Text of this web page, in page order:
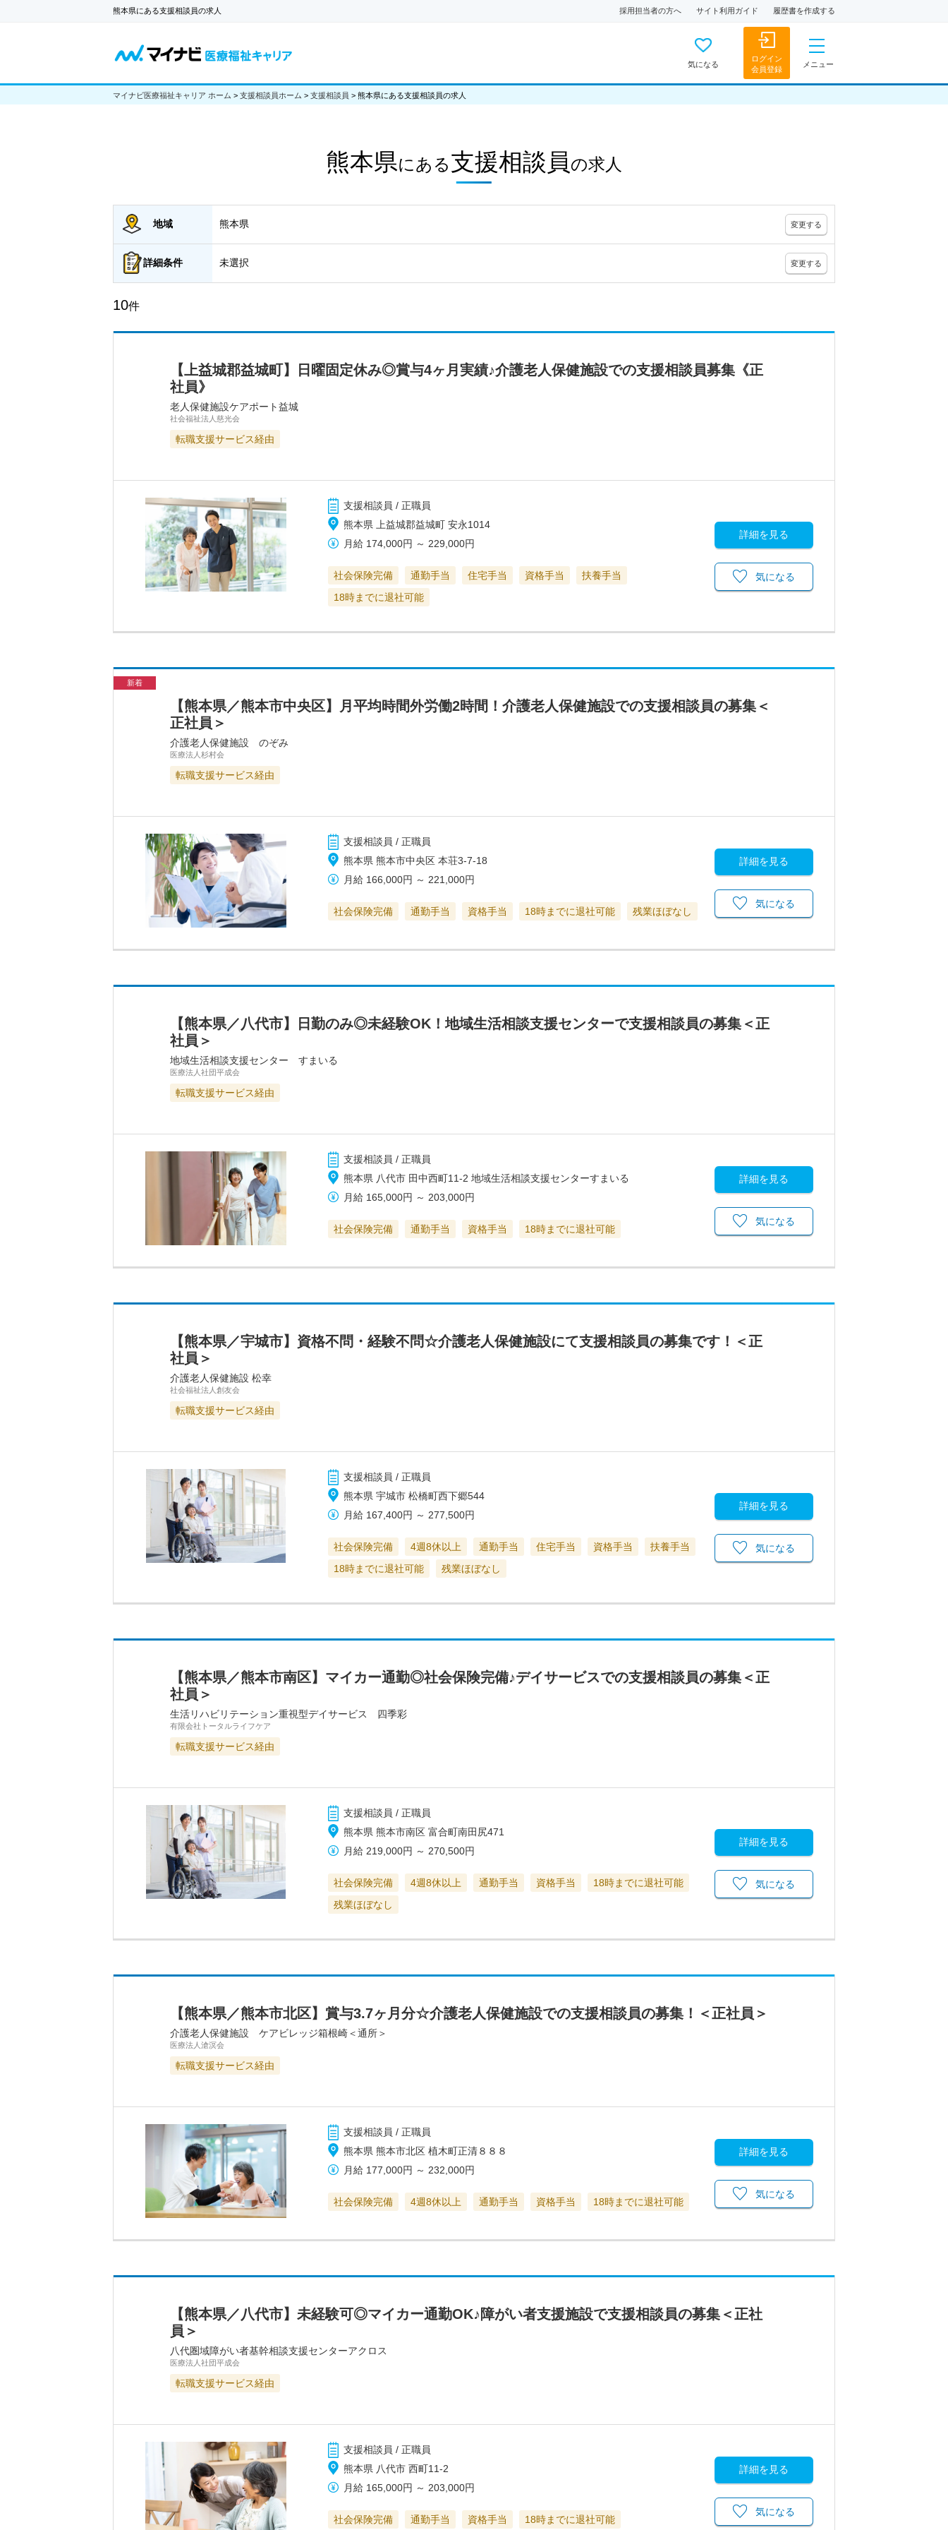
熊本県にある支援相談員の求人 採用担当者の方へ サイト利用ガイド 履歴書を作成する
気になる
ログイン
会員登録
メニュー
マイナビ医療福祉キャリア ホーム > 支援相談員ホーム > 支援相談員 > 熊本県にある支援相談員の求人
熊本県にある支援相談員 の求人
地域 熊本県 変更する
詳細条件 未選択 変更する
10件
【上益城郡益城町】日曜固定休み◎賞与4ヶ月実績♪介護老人保健施設での支援相談員募集《正
社員》
老人保健施設ケアポート益城
社会福祉法人慈光会
転職支援サービス経由
支援相談員 / 正職員
熊本県 上益城郡益城町 安永1014
月給 174,000円 ～ 229,000円
社会保険完備 通勤手当 住宅手当 資格手当
扶養手当
18時までに退社可能
詳細を見る
気になる
新着
【熊本県／熊本市中央区】月平均時間外労働2時間！介護老人保健施設での支援相談員の募集＜
正社員＞
介護老人保健施設 のぞみ
医療法人杉村会
転職支援サービス経由
支援相談員 / 正職員
熊本県 熊本市中央区 本荘3-7-18
月給 166,000円 ～ 221,000円
社会保険完備 通勤手当 資格手当 18時までに退社可能 残業ほぼなし
詳細を見る
気になる
【熊本県／八代市】日勤のみ◎未経験OK！地域生活相談支援センターで支援相談員の募集＜正
社員＞
地域生活相談支援センター すまいる
医療法人社団平成会
転職支援サービス経由
支援相談員 / 正職員
熊本県 八代市 田中西町11-2 地域生活相談支援センターすまいる
月給 165,000円 ～ 203,000円
社会保険完備 通勤手当 資格手当 18時までに退社可能
詳細を見る
気になる
【熊本県／宇城市】資格不問・経験不問☆介護老人保健施設にて支援相談員の募集です！＜正
社員＞
介護老人保健施設 松幸
社会福祉法人創友会
転職支援サービス経由
支援相談員 / 正職員
熊本県 宇城市 松橋町西下郷544
月給 167,400円 ～ 277,500円
社会保険完備 4週8休以上 通勤手当 住宅手当 資格手当
扶養手当
18時までに退社可能
残業ほぼなし
詳細を見る
気になる
【熊本県／熊本市南区】マイカー通勤◎社会保険完備♪デイサービスでの支援相談員の募集＜正
社員＞
生活リハビリテーション重視型デイサービス 四季彩
有限会社トータルライフケア
転職支援サービス経由
支援相談員 / 正職員
熊本県 熊本市南区 富合町南田尻471
月給 219,000円 ～ 270,500円
社会保険完備 4週8休以上 通勤手当 資格手当
18時までに退社可能
残業ほぼなし
詳細を見る
気になる
【熊本県／熊本市北区】賞与3.7ヶ月分☆介護老人保健施設での支援相談員の募集！＜正社員＞
介護老人保健施設 ケアビレッジ箱根崎＜通所＞
医療法人滄溟会
転職支援サービス経由
支援相談員 / 正職員
熊本県 熊本市北区 植木町正清８８８
月給 177,000円 ～ 232,000円
社会保険完備 4週8休以上 通勤手当 資格手当 18時までに退社可能
詳細を見る
気になる
【熊本県／八代市】未経験可◎マイカー通勤OK♪障がい者支援施設で支援相談員の募集＜正社
員＞
八代圏域障がい者基幹相談支援センターアクロス
医療法人社団平成会
転職支援サービス経由
支援相談員 / 正職員
熊本県 八代市 西町11-2
月給 165,000円 ～ 203,000円
社会保険完備 通勤手当 資格手当 18時までに退社可能
詳細を見る
気になる